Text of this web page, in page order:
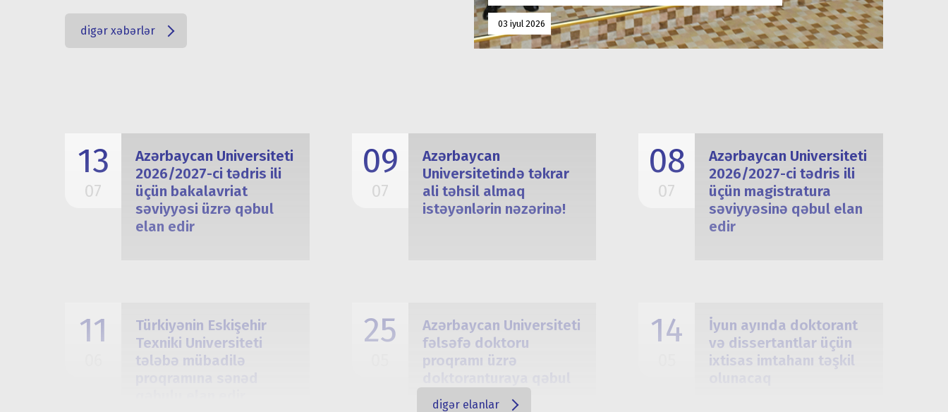
digər xəbərlər
03 iyul 2026
13
07
Azərbaycan Universiteti
2026/2027-ci tədris ili
üçün bakalavriat
səviyyəsi üzrə qəbul
elan edir
09
07
Azərbaycan
Universitetində təkrar
ali təhsil almaq
istəyənlərin nəzərinə!
08
07
Azərbaycan Universiteti
2026/2027-ci tədris ili
üçün magistratura
səviyyəsinə qəbul elan
edir
11
Türkiyənin Eskişehir
Texniki Universiteti
tələbə mübadilə
25
Azərbaycan Universiteti
fəlsəfə doktoru
proqramı üzrə
elan edir
14
İyun ayında doktorant
və dissertantlar üçün
ixtisas imtahanı təşkil
digər elanlar